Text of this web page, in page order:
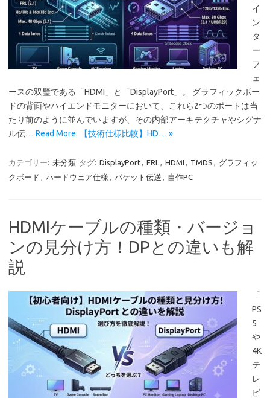
イ
ン
タ
ー
フ
ェ
ースの双璧である「HDMI」と「DisplayPort」。 グラフィックボー
ドの背面やハイエンドモニターにおいて、これら2つのポートは当
たり前のように並んでいますが、その内部アーキテクチャやシグナ
ル伝… Read More: 【技術仕様比較】HD… »
カテゴリー: 未分類 タグ: DisplayPort, FRL , HDMI , TMDS , グラフィッ
クボード , ハードウェア仕様 , パケット伝送 , 自作PC
HDMIケーブルの種類・バージョ
ンの見分け方！DPとの違いも解
説
「
PS
5
や
4K
テ
レ
ビ